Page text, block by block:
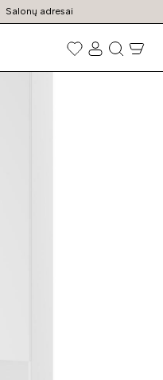
Salonų adresai